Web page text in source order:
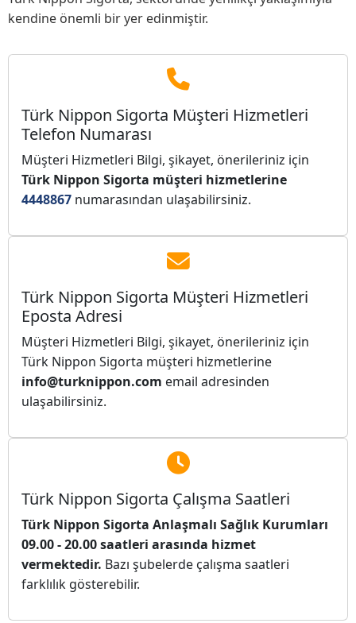
kendine önemli bir yer edinmiştir.
Türk Nippon Sigorta Müşteri Hizmetleri
Telefon Numarası
Müşteri Hizmetleri Bilgi, şikayet, önerileriniz için
Türk Nippon Sigorta müşteri hizmetlerine
4448867 numarasından ulaşabilirsiniz.
Türk Nippon Sigorta Müşteri Hizmetleri
Eposta Adresi
Müşteri Hizmetleri Bilgi, şikayet, önerileriniz için
Türk Nippon Sigorta müşteri hizmetlerine
info@turknippon.com email adresinden
ulaşabilirsiniz.
Türk Nippon Sigorta Çalışma Saatleri
Türk Nippon Sigorta Anlaşmalı Sağlık Kurumları
09.00 - 20.00 saatleri arasında hizmet
vermektedir. Bazı şubelerde çalışma saatleri
farklılık gösterebilir.